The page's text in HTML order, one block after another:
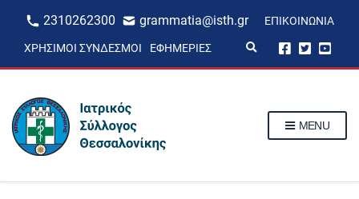
2310262300 grammatia@isth.gr ΕΠΙΚΟΙΝΩΝΊΑ
ΧΡΉΣΙΜΟΙ ΣΎΝΔΕΣΜΟΙ ΕΦΗΜΕΡΊΕΣ
p
MENU